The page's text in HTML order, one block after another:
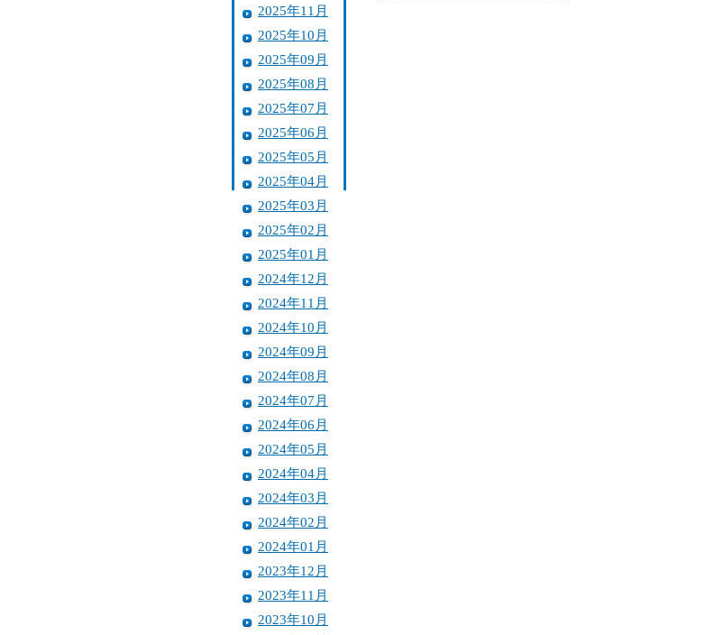
2025年11月
2025年10月
2025年09月
2025年08月
2025年07月
2025年06月
2025年05月
2025年04月
2025年03月
2025年02月
2025年01月
2024年12月
2024年11月
2024年10月
2024年09月
2024年08月
2024年07月
2024年06月
2024年05月
2024年04月
2024年03月
2024年02月
2024年01月
2023年12月
2023年11月
2023年10月